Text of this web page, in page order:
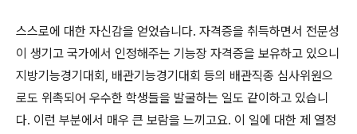
스스로에 대한 자신감을 얻었습니다. 자격증을 취득하면서 전문성
이 생기고 국가에서 인정해주는 기능장 자격증을 보유하고 있으니
지방기능경기대회, 배관기능경기대회 등의 배관직종 심사위원으
로도 위촉되어 우수한 학생들을 발굴하는 일도 같이하고 있습니
다. 이런 부분에서 매우 큰 보람을 느끼고요. 이 일에 대한 제 열정